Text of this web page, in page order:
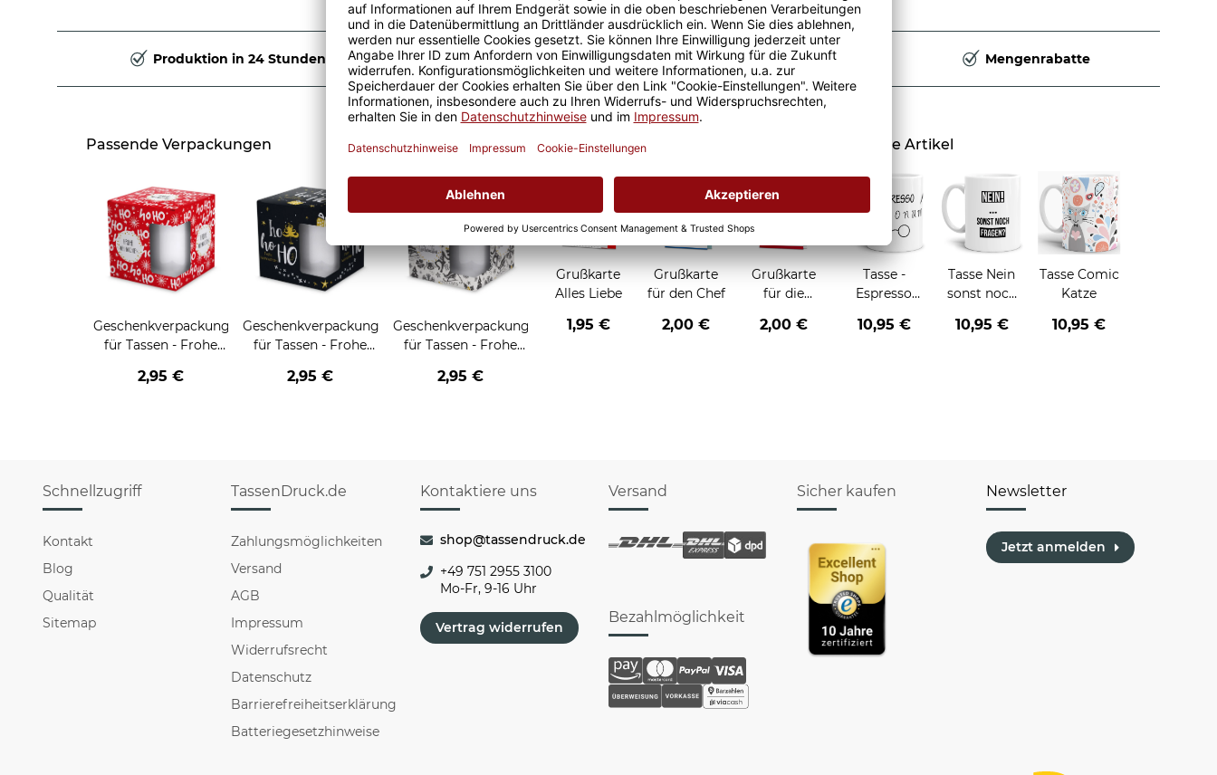
Produktion in 24 Stunden Sicherer Kauf Auf Rechnung Produktion in Deutschland Mengenrabatte
Passende Verpackungen
Geschenkverpackung
für Tassen - Frohe
HO HO - rot
2,95 €
Geschenkverpackung
für Tassen - Frohe
HO HO - schwarz
2,95 €
Geschenkverpackung
für Tassen - Frohe
Rentier
2,95 €
Grußkarten zum Verschenken
Grußkarte
Alles Liebe
1,95 €
Grußkarte
für den Chef
2,00 €
Grußkarte
für die
2,00 €
Ähnliche Artikel
Tasse -
Espresso
10,95 €
Tasse Nein
sonst noch
10,95 €
Tasse Comic
Katze
10,95 €
Schnellzugriff
Kontakt
Blog
Qualität
Sitemap
TassenDruck.de
Zahlungsmöglichkeiten
Versand
AGB
Impressum
Widerrufsrecht
Datenschutz
Barrierefreiheitserklärung
Batteriegesetzhinweise
Kontaktiere uns
shop@tassendruck.de
+49 751 2955 3100
Mo-Fr, 9-16 Uhr
Vertrag widerrufen
Versand
Bezahlmöglichkeit
Sicher kaufen Newsletter
Jetzt anmelden